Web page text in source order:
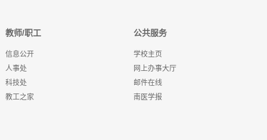
教师/职工
信息公开
人事处
科技处
教工之家
公共服务
学校主页
网上办事大厅
邮件在线
南医学报